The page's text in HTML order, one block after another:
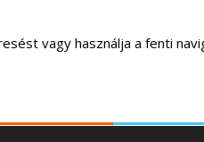
vagy használja a fenti